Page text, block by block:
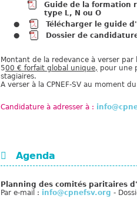
Guide de la formation
type L, N ou O
Télécharger le guide
Dossier de
Montant de la redevance à verser
500 € forfait global unique, pour une
stagiaires.
A verser à la CPNEF-SV au moment
Candidature à adresser à :
Agenda
Planning des comités paritaires
Par e-mail : info@cpnefsv.org -